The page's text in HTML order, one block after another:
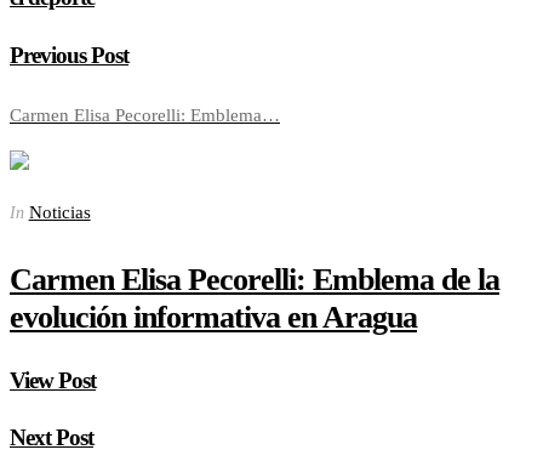
Previous Post
Carmen Elisa Pecorelli: Emblema…
In Noticias
Carmen Elisa Pecorelli: Emblema de la
evolución informativa en Aragua
View Post
Next Post